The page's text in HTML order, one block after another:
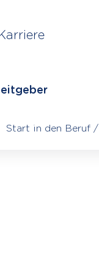
Start in den Beruf /